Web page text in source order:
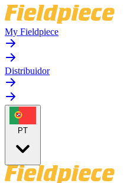
My Fieldpiece
Distribuidor
PT